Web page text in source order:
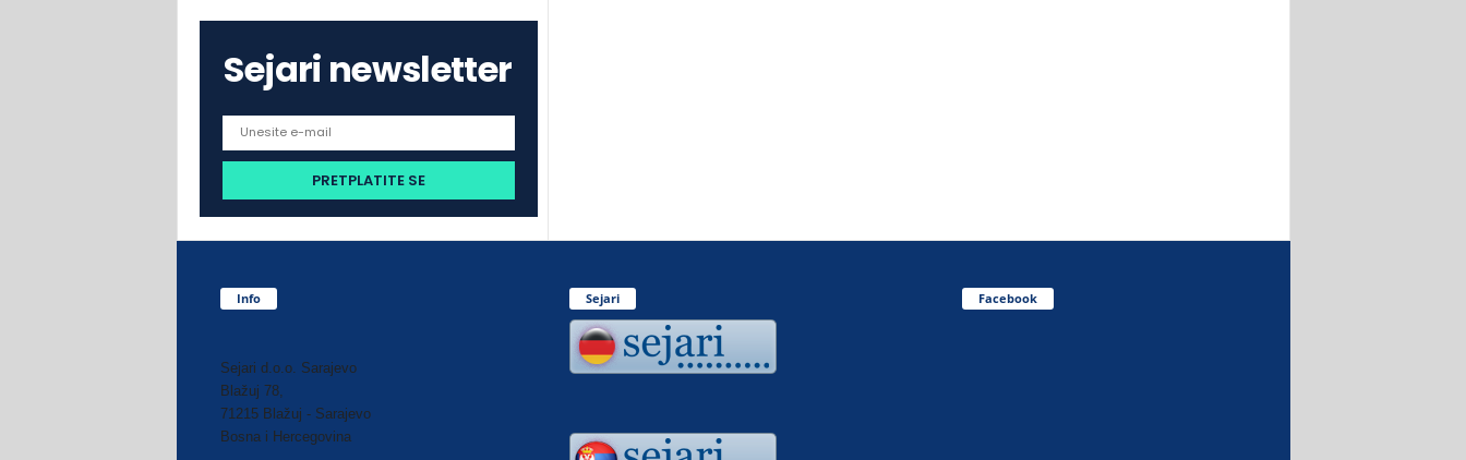
Sejari newsletter
Info
Sejari d.o.o. Sarajevo
Blažuj 78,
71215 Blažuj - Sarajevo
Bosna i Hercegovina
Sejari Facebook